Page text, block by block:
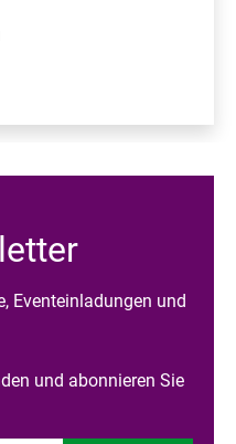
Eventeinladungen und
und abonnieren Sie